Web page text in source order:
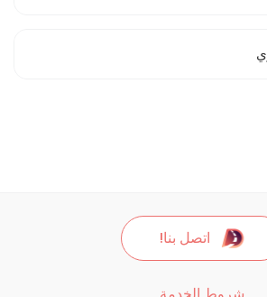
اتصل بنا!